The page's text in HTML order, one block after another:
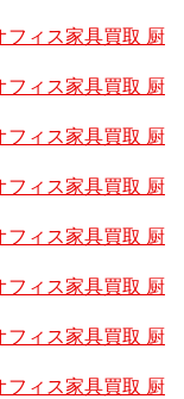
フィス家具買取 厨
フィス家具買取 厨
フィス家具買取 厨
フィス家具買取 厨
フィス家具買取 厨
フィス家具買取 厨
フィス家具買取 厨
フィス家具買取 厨